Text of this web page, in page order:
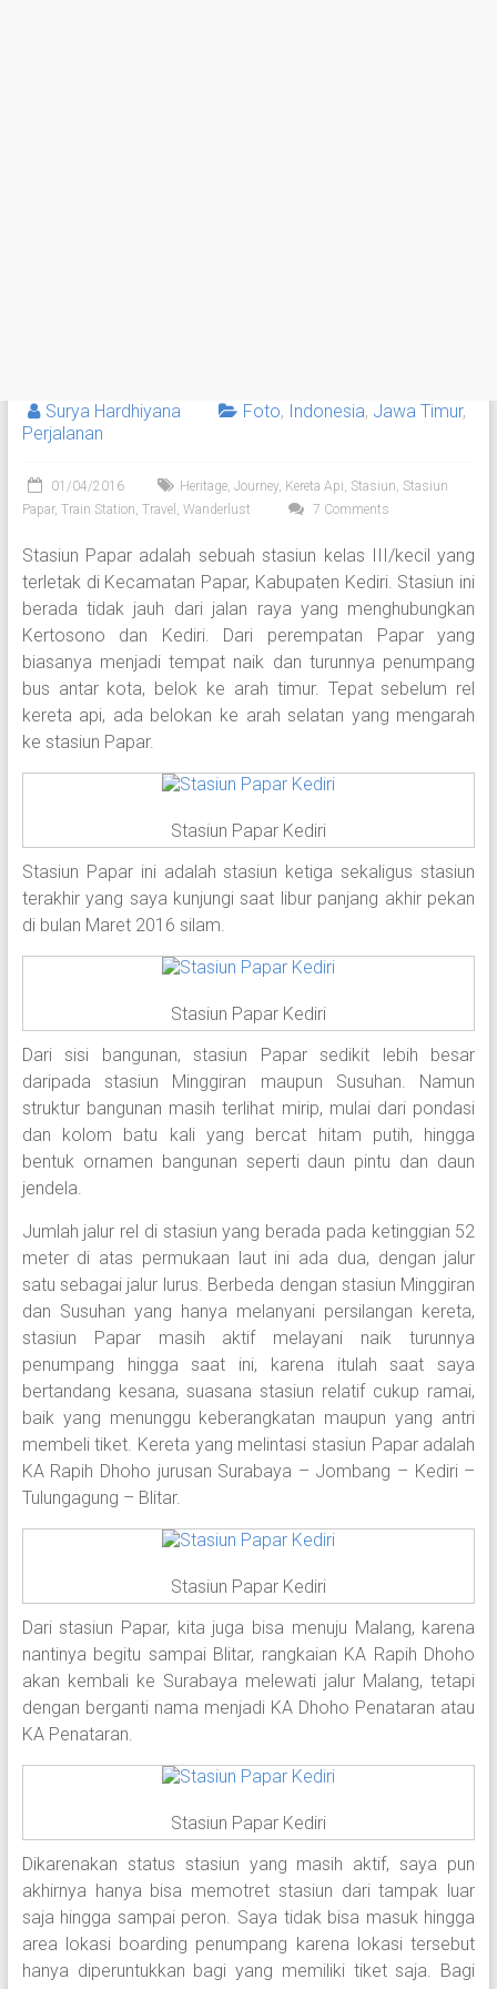
Surya Hardhiyana Foto, Indonesia, Jawa Timur,
Perjalanan
01/04/2016 Heritage, Journey, Kereta Api, Stasiun, Stasiun
Papar, Train Station, Travel , Wanderlust 7 Comments
Stasiun Papar adalah sebuah stasiun kelas III/kecil yang
terletak di Kecamatan Papar, Kabupaten Kediri. Stasiun ini
berada tidak jauh dari jalan raya yang menghubungkan
Kertosono dan Kediri. Dari perempatan Papar yang
biasanya menjadi tempat naik dan turunnya penumpang
bus antar kota, belok ke arah timur. Tepat sebelum rel
kereta api, ada belokan ke arah selatan yang mengarah
ke stasiun Papar.
Stasiun Papar Kediri
Stasiun Papar ini adalah stasiun ketiga sekaligus stasiun
terakhir yang saya kunjungi saat libur panjang akhir pekan
di bulan Maret 2016 silam.
Stasiun Papar Kediri
Dari sisi bangunan, stasiun Papar sedikit lebih besar
daripada stasiun Minggiran maupun Susuhan. Namun
struktur bangunan masih terlihat mirip, mulai dari pondasi
dan kolom batu kali yang bercat hitam putih, hingga
bentuk ornamen bangunan seperti daun pintu dan daun
jendela.
Jumlah jalur rel di stasiun yang berada pada ketinggian 52
meter di atas permukaan laut ini ada dua, dengan jalur
satu sebagai jalur lurus. Berbeda dengan stasiun Minggiran
dan Susuhan yang hanya melanyani persilangan kereta,
stasiun Papar masih aktif melayani naik turunnya
penumpang hingga saat ini, karena itulah saat saya
bertandang kesana, suasana stasiun relatif cukup ramai,
baik yang menunggu keberangkatan maupun yang antri
membeli tiket. Kereta yang melintasi stasiun Papar adalah
KA Rapih Dhoho jurusan Surabaya – Jombang – Kediri –
Tulungagung – Blitar.
Stasiun Papar Kediri
Dari stasiun Papar, kita juga bisa menuju Malang, karena
nantinya begitu sampai Blitar, rangkaian KA Rapih Dhoho
akan kembali ke Surabaya melewati jalur Malang, tetapi
dengan berganti nama menjadi KA Dhoho Penataran atau
KA Penataran.
Stasiun Papar Kediri
Dikarenakan status stasiun yang masih aktif, saya pun
akhirnya hanya bisa memotret stasiun dari tampak luar
saja hingga sampai peron. Saya tidak bisa masuk hingga
area lokasi boarding penumpang karena lokasi tersebut
hanya diperuntukkan bagi yang memiliki tiket saja. Bagi